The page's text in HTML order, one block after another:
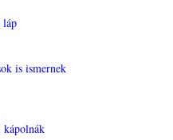
is ismernek
kápolnák